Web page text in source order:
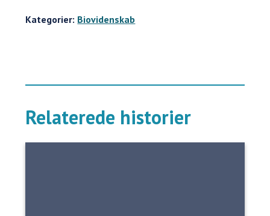
Kategorier: Biovidenskab
Relaterede historier